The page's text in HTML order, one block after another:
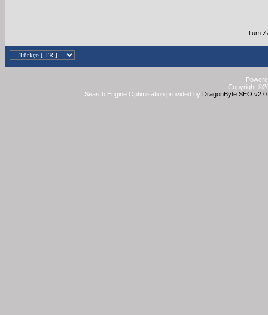
Tüm
Copyright
Search Engine Optimisation provided by DragonByte SEO